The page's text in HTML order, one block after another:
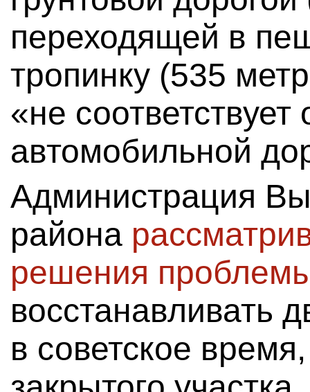
переходящей в
тропинку (535
«не
автомобильной
Администрация
района
решения
восстанавливать
в советское